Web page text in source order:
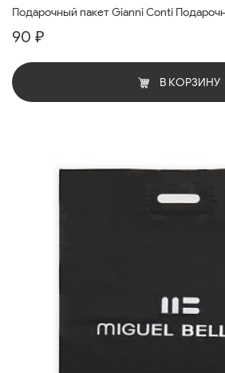
Подарочный пакет Gianni Conti
90 ₽
В КОРЗИНУ